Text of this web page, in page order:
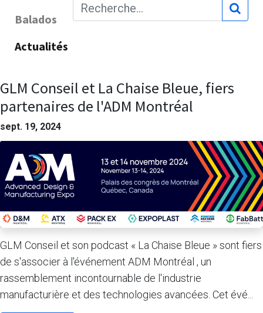
Balados
Actualités
GLM Conseil et La Chaise Bleue, fiers
partenaires de l'ADM Montréal
sept. 19, 2024
GLM Conseil et son podcast « La Chaise Bleue » sont fiers
de s'associer à l'événement ADM Montréal , un
rassemblement incontournable de l'industrie
manufacturière et des technologies avancées. Cet évé...